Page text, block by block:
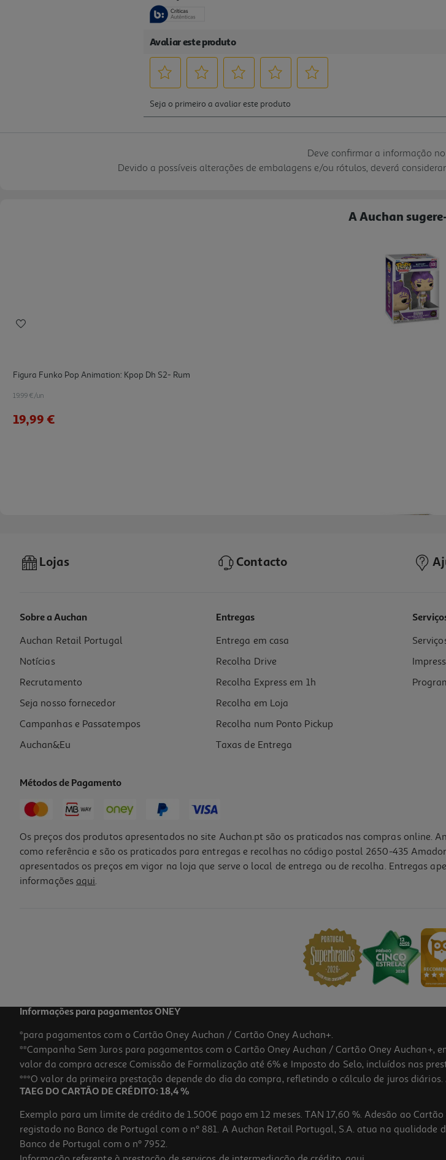
Deve confirmar a informação
Devido a possíveis alterações de embalagens e/ou rótulos, deverá
A Auchan
Figura Funko Pop Animation: Kpop Dh S2- Rum
19.99 €/un
19,99 €
Figura Funko Pop Animation: Kpop Dh S2- Bob
19.99 €/un
19,99 €
Lojas Contacto
Sobre a Auchan
Auchan Retail Portugal
Notícias
Recrutamento
Seja nosso fornecedor
Campanhas e Passatempos
Auchan&Eu
Entregas
Entrega em casa
Recolha Drive
Recolha Express em 1h
Recolha em Loja
Recolha num Ponto Pickup
Taxas de Entrega
Métodos de Pagamento
Os preços dos produtos apresentados no site Auchan.pt são os praticados nas compras online.
como referência e são os praticados para entregas e recolhas no código postal 2650-435
apresentados os preços em vigor na loja que serve o local de entrega ou de recolha. Entregas
informações aqui.
Informações para pagamentos ONEY
*para pagamentos com o Cartão Oney Auchan / Cartão Oney Auchan+.
**Campanha Sem Juros para pagamentos com o Cartão Oney Auchan / Cartão Oney
valor da compra acresce Comissão de Formalização até 6% e Imposto do Selo, incluídos nas
***O valor da primeira prestação depende do dia da compra, refletindo o cálculo de juros
TAEG DO CARTÃO DE CRÉDITO: 18,4 %
Exemplo para um limite de crédito de 1.500€ pago em 12 meses. TAN 17,60 %. Adesão ao
registado no Banco de Portugal com o nº 881. A Auchan Retail Portugal, S.A. atua na
Banco de Portugal com o nº 7952.